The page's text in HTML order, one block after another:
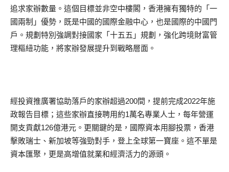
追求家辦數量。這個目標並非空中樓閣，香港擁有獨特的「一
國兩制」優勢，既是中國的國際金融中心，也是國際的中國門
戶。規劃特別強調對接國家「十五五」規劃，強化跨境財富管
理樞紐功能，將家辦發展提升到戰略層面。
經投資推廣署協助落戶的家辦超過200間，提前完成2022年施
政報告目標；這些家辦直接聘用約1萬名專業人士，每年營運
開支貢獻126億港元。更關鍵的是，國際資本用腳投票，香港
擊敗瑞士、新加坡等強勁對手，登上全球第一寶座。這不單是
資本匯聚，更是高增值就業和經濟活力的源頭。